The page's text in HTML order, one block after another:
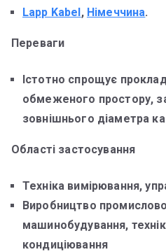
Lapp Kabel, Німеччина.
Переваги
Істотно спрощує
обмеженого простору,
зовнішнього діаметра
Області застосування
Техніка вимірювання,
Виробництво
машинобудування,
кондиціювання